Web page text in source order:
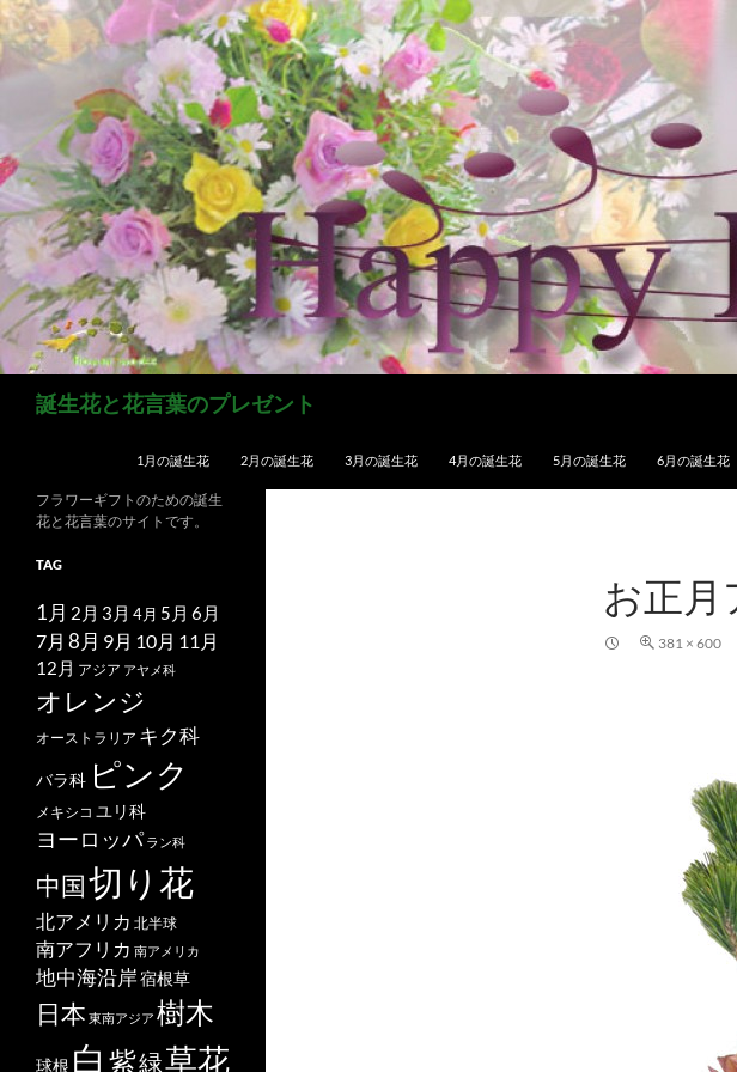
コ
ン
ツ
へ
ス
キ
ッ
プ
誕生花と花言葉のプレゼント
1月の誕生花 2月の誕生花 3月の誕生花 4月の誕生花 5月の誕生花 6月の誕生花
お正
381 × 600
フラワーギフトのための誕生
花と花言葉のサイトです。
TAG
1月 2月 3月 4月 5月 6月
7月 8月 9月 10月 11月
12月 アジア アヤメ科
オレンジ
オーストラリア キク科
バラ科 ピンク
メキシコ ユリ科
ヨーロッパ ラン科
中国切り花
北アメリカ 北半球
南アフリカ 南アメリカ
地中海沿岸宿根草
日本 東南アジア 樹木
球根 白 紫緑草花